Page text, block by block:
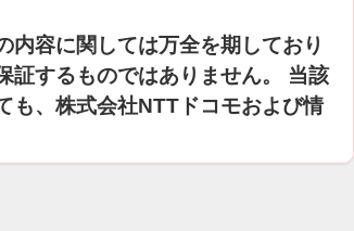
内容に関しては万全を期しており
証するものではありません。 当該
も、株式会社NTTドコモおよび情